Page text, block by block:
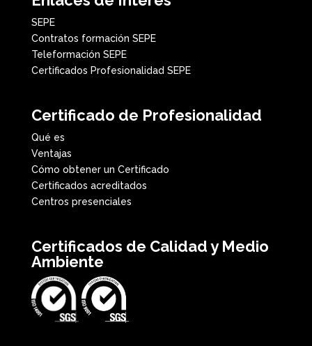
SEPE
Contratos formación SEPE
Teleformación SEPE
Certificados Profesionalidad SEPE
Certificado de Profesionalidad
Qué es
Ventajas
Cómo obtener un Certificado
Certificados acreditados
Centros presenciales
Certificados de Calidad y Medio
Ambiente